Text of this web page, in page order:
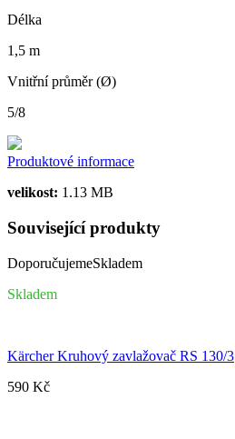
Délka
1,5 m
Vnitřní průměr (Ø)
5/8
Produktové informace
velikost: 1.13 MB
Související produkty
DoporučujemeSkladem
Skladem
Kärcher Kruhový zavlažovač RS 130/3
590 Kč